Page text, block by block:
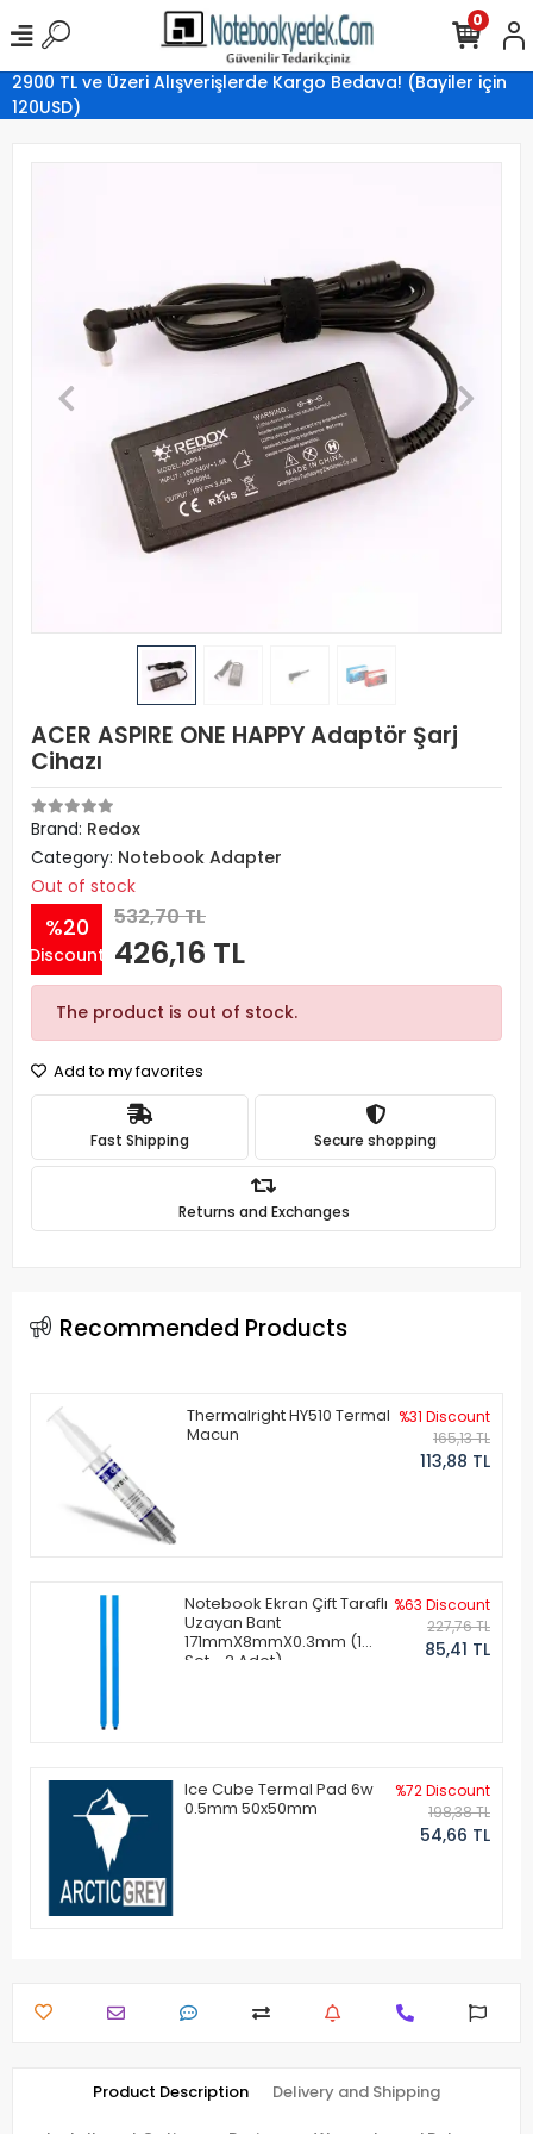
2900 TL ve Üzeri Alışverişlerde Kargo Bedava! (Bayiler için
120USD)
0
ACER ASPIRE ONE HAPPY Adaptör Şarj
Cihazı
Brand: Redox
Category: Notebook Adapter
Out of stock
%20
Discount
532,70 TL
426,16 TL
The product is out of stock.
Add to my favorites
Fast Shipping Secure shopping
Returns and Exchanges
Recommended Products
Thermalright HY510 Termal
Macun
%31 Discount
165,13 TL
113,88 TL
Notebook Ekran Çift Taraflı
Uzayan Bant
171mmX8mmX0.3mm (1
Set - 2 Adet)
%63 Discount
227,76 TL
85,41 TL
Ice Cube Termal Pad 6w
0.5mm 50x50mm
%72 Discount
198,38 TL
54,66 TL
Product Description Delivery and Shipping